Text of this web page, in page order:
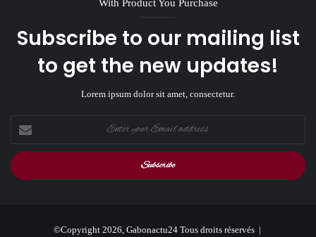
With Product You Purchase
Subscribe to our mailing list
to get the new updates!
Lorem ipsum dolor sit amet, consectetur.
your
Email
address
©Copyright 2026, Gabonactu24 Tous droits réservés |